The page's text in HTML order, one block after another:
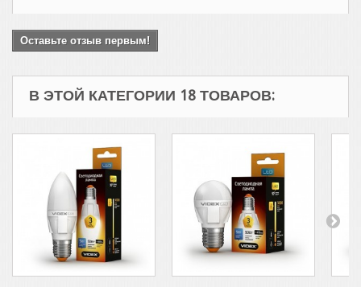
Оставьте отзыв первым!
В ЭТОЙ КАТЕГОРИИ 18 ТОВАРОВ: